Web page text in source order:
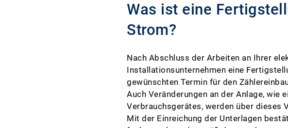
Was ist eine
Strom?
Nach Abschluss der Arbeiten an Ihrer
Installationsunternehmen eine
gewünschten Termin für den
Auch Veränderungen an der Anlage, wie
Verbrauchsgerätes, werden über dieses
Mit der Einreichung der Unterlagen